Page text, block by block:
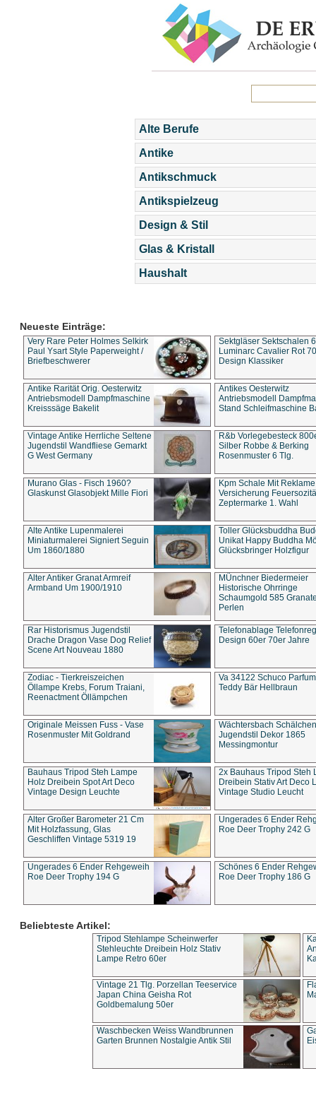
Alte Berufe
Antike
Antikschmuck
Antikspielzeug
Design & Stil
Glas & Kristall
Haushalt
Neueste Einträge:
Very Rare Peter Holmes Selkirk
Paul Ysart Style Paperweight /
Briefbeschwerer
Sektgläser Sektschalen
Luminarc Cavalier Rot
Design Klassiker
Antike Rarität Orig. Oesterwitz
Antriebsmodell Dampfmaschine
Kreisssäge Bakelit
Antikes Oesterwitz
Antriebsmodell
Stand Schleifmaschine
Vintage Antike Herrliche Seltene
Jugendstil Wandfliese Gemarkt
G West Germany
R&b Vorlegebesteck
Silber Robbe & Berking
Rosenmuster 6 Tlg.
Murano Glas - Fisch 1960?
Glaskunst Glasobjekt Mille Fiori
Kpm Schale Mit Reklame
Versicherung
Zeptermarke 1. Wahl
Alte Antike Lupenmalerei
Miniaturmalerei Signiert Seguin
Um 1860/1880
Toller Glücksbuddha
Unikat Happy Buddha
Glücksbringer Holzfigur
Alter Antiker Granat Armreif
Armband Um 1900/1910
MÜnchner Biedermeier
Historische Ohrringe
Schaumgold 585
Perlen
Rar Historismus Jugendstil
Drache Dragon Vase Dog Relief
Scene Art Nouveau 1880
Telefonablage
Design 60er 70er Jahre
Zodiac - Tierkreiszeichen
Öllampe Krebs, Forum Traiani,
Reenactment Öllämpchen
Va 34122 Schuco
Teddy Bär Hellbraun
Originale Meissen Fuss - Vase
Rosenmuster Mit Goldrand
Wächtersbach Schälchen
Jugendstil Dekor 1865
Messingmontur
Bauhaus Tripod Steh Lampe
Holz Dreibein Spot Art Deco
Vintage Design Leuchte
2x Bauhaus Tripod Steh
Dreibein Stativ Art Deco
Vintage Studio Leucht
Alter Großer Barometer 21 Cm
Mit Holzfassung, Glas
Geschliffen Vintage 5319 19
Ungerades 6 Ender
Roe Deer Trophy 242 G
Ungerades 6 Ender Rehgeweih
Roe Deer Trophy 194 G
Schönes 6 Ender
Roe Deer Trophy 186 G
Beliebteste Artikel:
Tripod Stehlampe Scheinwerfer
Stehleuchte Dreibein Holz Stativ
Lampe Retro 60er
Vintage 21 Tlg. Porzellan Teeservice
Japan China Geisha Rot
Goldbemalung 50er
Waschbecken Weiss Wandbrunnen
Garten Brunnen Nostalgie Antik Stil